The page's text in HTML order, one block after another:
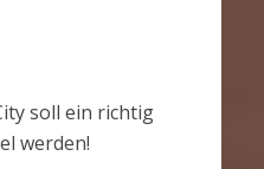
soll ein richtig
werden!